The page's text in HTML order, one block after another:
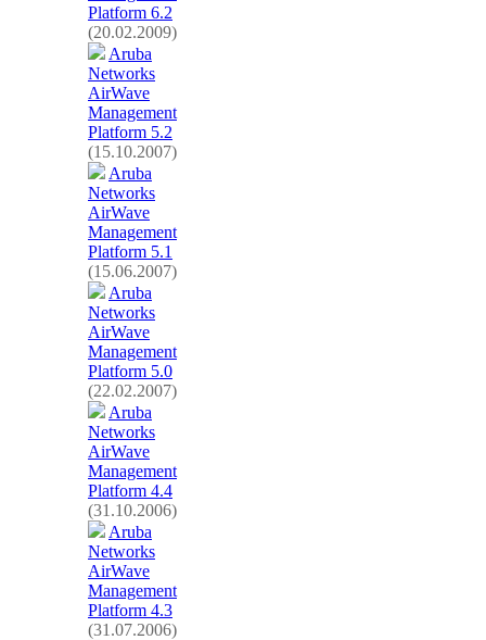
Platform 6.2
(20.02.2009)
Aruba
Networks
AirWave
Management
Platform 5.2
(15.10.2007)
Aruba
Networks
AirWave
Management
Platform 5.1
(15.06.2007)
Aruba
Networks
AirWave
Management
Platform 5.0
(22.02.2007)
Aruba
Networks
AirWave
Management
Platform 4.4
(31.10.2006)
Aruba
Networks
AirWave
Management
Platform 4.3
(31.07.2006)